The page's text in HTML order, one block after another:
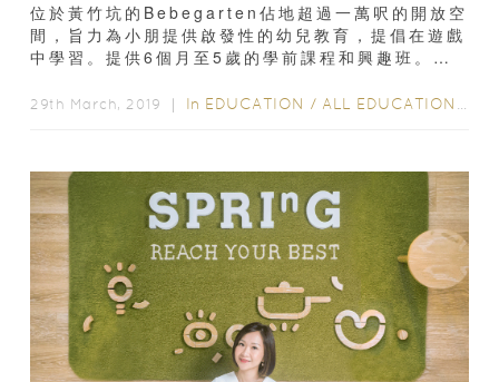
位於黃竹坑的Bebegarten佔地超過一萬呎的開放空
間，旨力為小朋提供啟發性的幼兒教育，提倡在遊戲
中學習。提供6個月至5歲的學前課程和興趣班。在
29th March, 2019 ｜ In EDUCATION / ALL EDUCATION